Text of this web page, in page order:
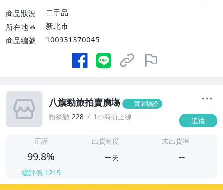
商品狀況
二手品
所在地區
新北市
商品編號
100931370045
八旗勁旅拍賣廣塲 實名驗證
粉絲數 228 1小時前上線 追蹤
正評
99.8%
總評價 1219
出貨速度
-- 天
未出貨率
--